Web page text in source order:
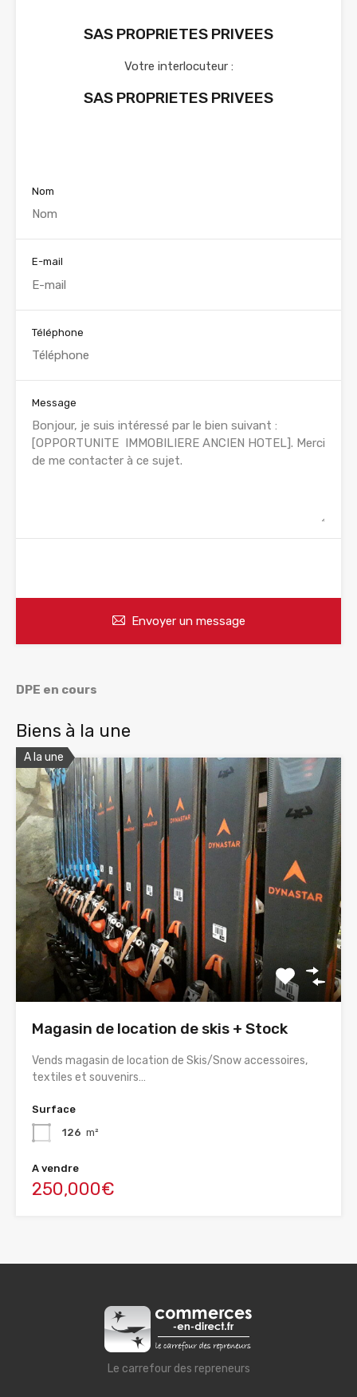
SAS PROPRIETES PRIVEES
Votre interlocuteur :
SAS PROPRIETES PRIVEES
Nom
E-mail
Téléphone
Message
Envoyer un message
DPE en cours
Biens à la une
A la une
Magasin de location de skis + Stock
Vends magasin de location de Skis/Snow accessoires,
textiles et souvenirs…
Surface
126 m²
A vendre
250,000€
Le carrefour des repreneurs